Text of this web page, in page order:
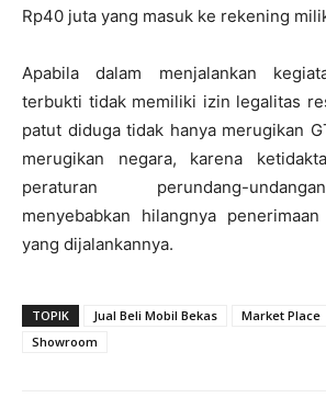
Rp40 juta yang masuk ke rekening
Apabila dalam menjalankan
terbukti tidak memiliki izin legalitas
patut diduga tidak hanya merugikan
merugikan negara, karena
peraturan perundang-
menyebabkan hilangnya
yang dijalankannya.
TOPIK Jual Beli Mobil Bekas Market Place
Showroom